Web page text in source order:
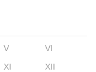
V
VI
XI XII